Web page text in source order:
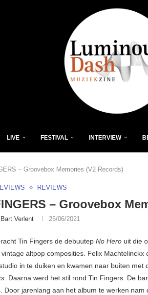
LIVE FESTIVAL INTERVIEW
– Groovebox Memories (V2 Records)
REVIEWS
– Groovebox
Bart Verlent 25/06/2021
Tin Fingers de debuutep No Hero uit die
altpop composities. Felix Machtelinckx
in te duiken en kwamen naar buiten met
. Daarna werd het stil rond Tin Fingers. De
Door jarenlang aan het album te werken